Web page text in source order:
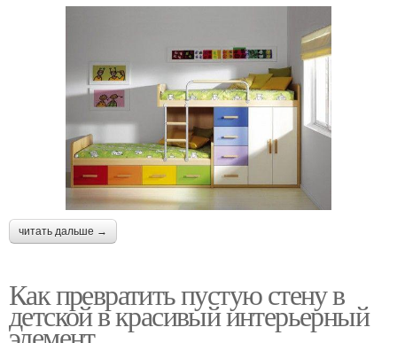
читать дальше →
Как превратить пустую стену в
детской в красивый интерьерный